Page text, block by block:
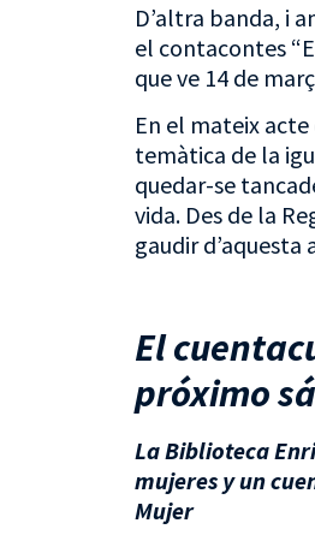
D’altra banda, i
el contacontes
que ve 14 de
En el mateix
temàtica de la
quedar-se
vida. Des de la
gaudir d’aquesta
El
próximo
La Biblioteca
mujeres y un
Mujer